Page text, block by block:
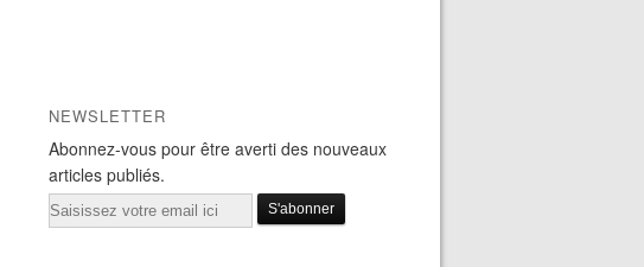
NEWSLETTER
Abonnez-vous pour être averti des nouveaux
articles publiés.
Email